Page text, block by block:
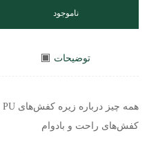
ناموجود
توضیحات
همه چیز درباره زیره کفش‌های PU
کفش‌های راحت و بادوام